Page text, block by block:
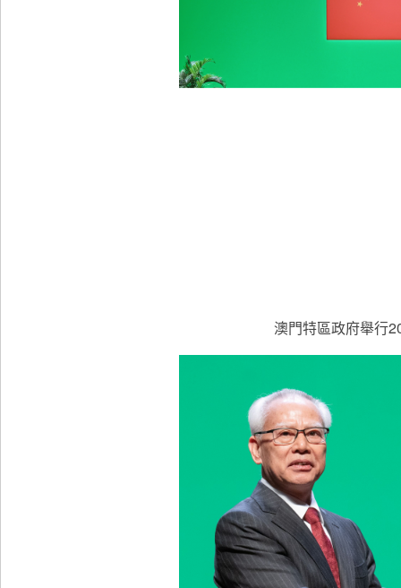
澳門特區政府舉行